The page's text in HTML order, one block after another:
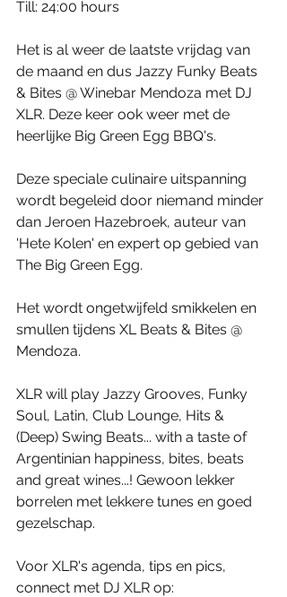
Till: 24:00 hours
Het is al weer de laatste vrijdag van
de maand en dus Jazzy Funky Beats
& Bites @ Winebar Mendoza met DJ
XLR. Deze keer ook weer met de
heerlijke Big Green Egg BBQ's.
Deze speciale culinaire uitspanning
wordt begeleid door niemand minder
dan Jeroen Hazebroek, auteur van
'Hete Kolen' en expert op gebied van
The Big Green Egg.
Het wordt ongetwijfeld smikkelen en
smullen tijdens XL Beats & Bites @
Mendoza.
XLR will play Jazzy Grooves, Funky
Soul, Latin, Club Lounge, Hits &
(Deep) Swing Beats... with a taste of
Argentinian happiness, bites, beats
and great wines...! Gewoon lekker
borrelen met lekkere tunes en goed
gezelschap.
Voor XLR's agenda, tips en pics,
connect met DJ XLR op: